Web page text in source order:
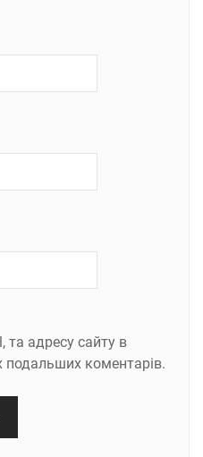
та адресу сайту в
подальших коментарів.